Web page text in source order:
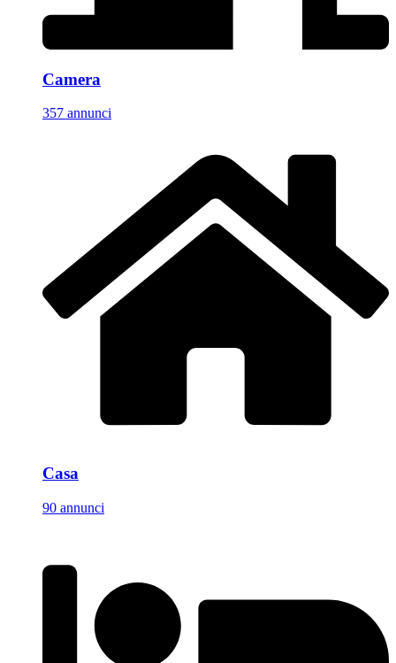
Camera
357 annunci
Casa
90 annunci